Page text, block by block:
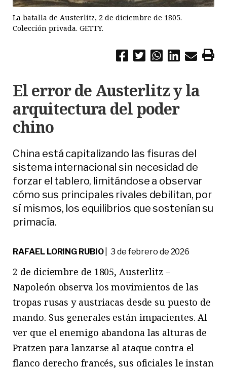
La batalla de Austerlitz, 2 de diciembre de 1805.
Colección privada. GETTY.
El error de Austerlitz y la
arquitectura del poder
chino
China está capitalizando las fisuras del
sistema internacional sin necesidad de
forzar el tablero, limitándose a observar
cómo sus principales rivales debilitan, por
sí mismos, los equilibrios que sostenían su
primacía.
RAFAEL LORING RUBIO| 3 de febrero de 2026
2 de diciembre de 1805, Austerlitz –
Napoleón observa los movimientos de las
tropas rusas y austriacas desde su puesto de
mando. Sus generales están impacientes. Al
ver que el enemigo abandona las alturas de
Pratzen para lanzarse al ataque contra el
flanco derecho francés, sus oficiales le instan